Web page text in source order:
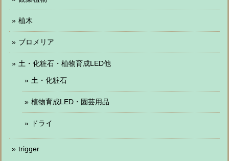
植木
ブロメリア
土・化粧石・植物育成LED他
土・化粧石
植物育成LED・園芸用品
ドライ
trigger